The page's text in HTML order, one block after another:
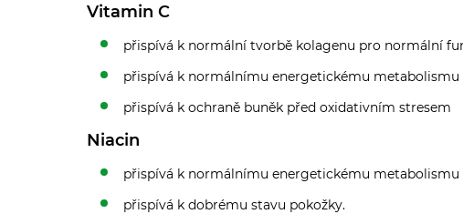
Vitamin C
přispívá k normální tvorbě kolagenu pro normální
přispívá k normálnímu energetickému metabolismu
přispívá k ochraně buněk před oxidativním stresem
Niacin
přispívá k normálnímu energetickému metabolismu
přispívá k dobrému stavu pokožky.